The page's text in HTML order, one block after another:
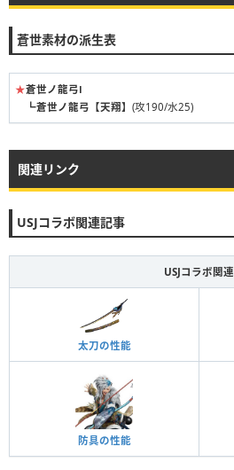
蒼世素材の派生表
★蒼世ノ龍弓Ⅰ
┗蒼世ノ龍弓【天翔】 (攻190/水25)
関連リンク
USJコラボ関連記事
USJコラボ関連
太刀の性能
防具の性能